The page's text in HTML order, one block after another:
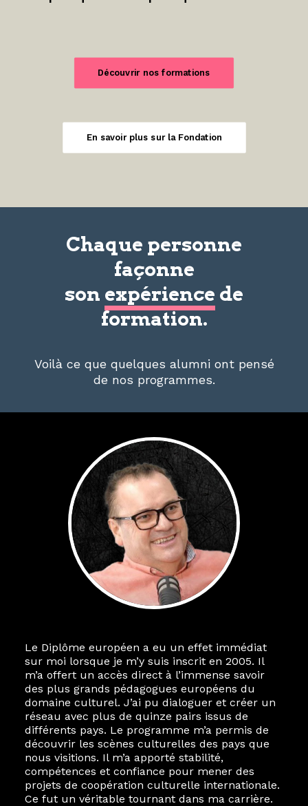
Découvrir nos formations
En savoir plus sur la Fondation
Chaque personne
façonne
son expérience de
formation.
Voilà ce que quelques alumni ont pensé
de nos programmes.
Le Diplôme européen a eu un effet immédiat
sur moi lorsque je m’y suis inscrit en 2005. Il
m’a offert un accès direct à l’immense savoir
des plus grands pédagogues européens du
domaine culturel. J’ai pu dialoguer et créer un
réseau avec plus de quinze pairs issus de
différents pays. Le programme m’a permis de
découvrir les scènes culturelles des pays que
nous visitions. Il m’a apporté stabilité,
compétences et confiance pour mener des
projets de coopération culturelle internationale.
Ce fut un véritable tournant dans ma carrière.